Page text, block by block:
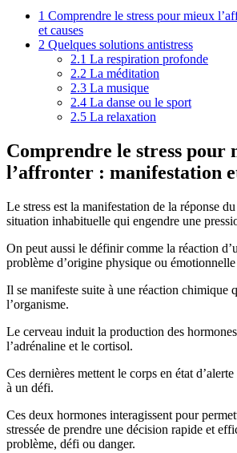
1 Comprendre le stress pour mieux
et causes
2 Quelques solutions antistress
2.1 La respiration profonde
2.2 La méditation
2.3 La musique
2.4 La danse ou le sport
2.5 La relaxation
Comprendre le stress pour
l’affronter : manifestation
Le stress est la manifestation de la réponse
situation inhabituelle qui engendre une
On peut aussi le définir comme la réaction
problème d’origine physique ou émotionnelle
Il se manifeste suite à une réaction chimique
l’organisme.
Le cerveau induit la production des
l’adrénaline et le cortisol.
Ces dernières mettent le corps en état
à un défi.
Ces deux hormones interagissent pour
stressée de prendre une décision rapide et
problème, défi ou danger.